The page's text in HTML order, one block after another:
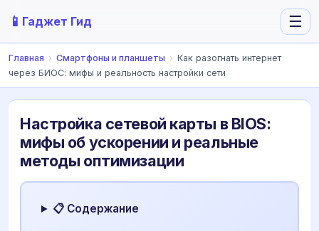
📱 Гаджет Гид ☰
Главная › Смартфоны и планшеты › Как разогнать интернет
через БИОС: мифы и реальность настройки сети
Настройка сетевой карты в BIOS:
мифы об ускорении и реальные
методы оптимизации
📋 Содержание